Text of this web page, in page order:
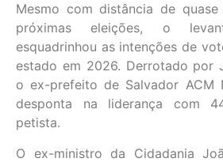
Mesmo com distância de
próximas eleições, o
esquadrinhou as intenções de
estado em 2026. Derrotado por
o ex-prefeito de Salvador ACM
desponta na liderança com
petista.
O ex-ministro da Cidadania